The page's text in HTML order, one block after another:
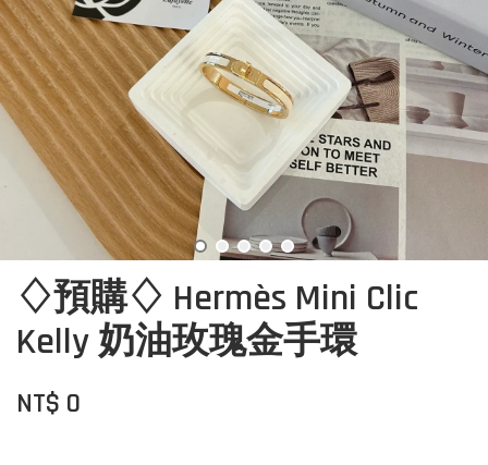
♢預購♢ Hermès Mini Clic
Kelly 奶油玫瑰金手環
NT$ 0